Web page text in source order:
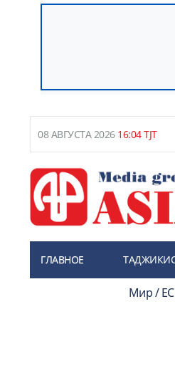
08 АВГУСТА 202616:04 TJT
ГЛАВНОЕ
Мир / ЕС